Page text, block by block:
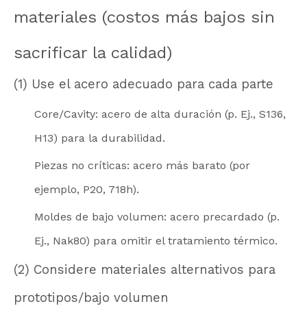
materiales (costos más bajos sin
sacrificar la calidad)
(1) Use el acero adecuado para cada parte
Core/Cavity: acero de alta duración (p. Ej., S136,
H13) para la durabilidad.
Piezas no críticas: acero más barato (por
ejemplo, P20, 718h).
Moldes de bajo volumen: acero precardado (p.
Ej., Nak80) para omitir el tratamiento térmico.
(2) Considere materiales alternativos para
prototipos/bajo volumen